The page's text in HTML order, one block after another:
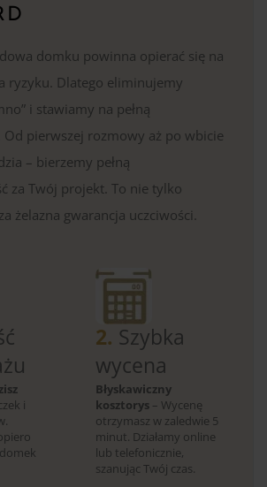
domku powinna opierać się na
ryzyku. Dlatego eliminujemy
i stawiamy na pełną
Od pierwszej rozmowy aż po wbicie
– bierzemy pełną
za Twój projekt. To nie tylko
żelazna gwarancja uczciwości.
i
2. Szybka
wycena
Błyskawiczny
kosztorys – Wycenę
otrzymasz w zaledwie 5
minut. Działamy online
lub telefonicznie,
szanując Twój czas.